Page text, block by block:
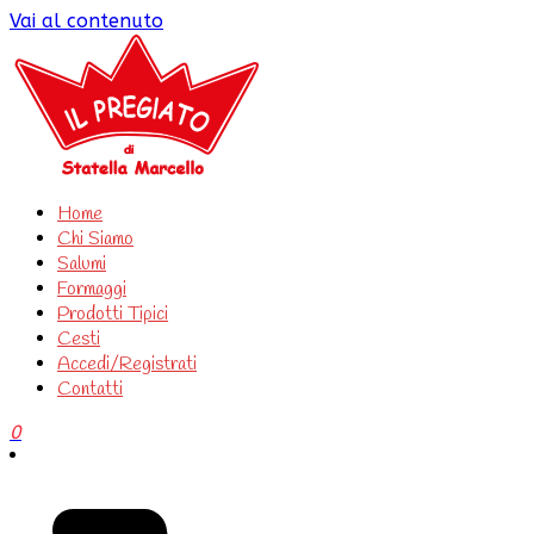
Vai al contenuto
Il Pregiato
Home
Chi Siamo
Salumi
Formaggi
Prodotti Tipici
Cesti
Accedi/Registrati
Contatti
0